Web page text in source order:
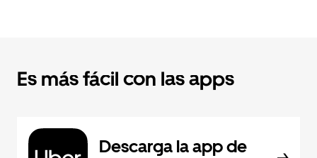
Es más fácil con las apps
Descarga la app de